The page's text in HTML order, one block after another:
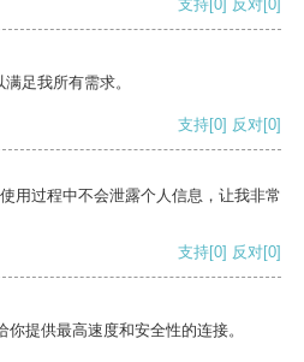
支持[0] 反对[0]
足我所有需求。
支持[0] 反对[0]
用过程中不会泄露个人信息，让我非常
支持[0] 反对[0]
提供最高速度和安全性的连接。